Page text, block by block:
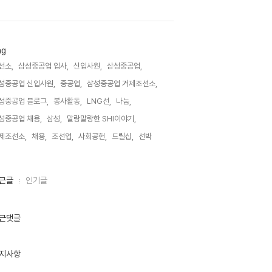
소, 삼성중공업 입사, 신입사원,
삼성중공업,
중공업 신입사원,
중공업,
삼성중공업 거제조선소,
중공업 블로그,
봉사활동, LNG선,
나눔,
중공업 채용,
삼성,
말랑말랑한 SHI이야기,
조선소,
채용, 조선업, 사회공헌, 드릴십, 선박,
글 인기글
댓글
사항